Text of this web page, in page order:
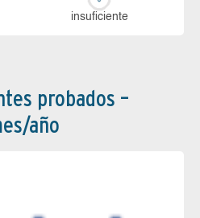
in­su­fi­cien­te
probados –
año